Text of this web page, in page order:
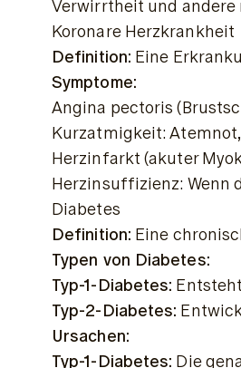
Verwirrtheit und andere
Koronare Herzkrankheit
Definition: Eine
Symptome:
Angina pectoris
Kurzatmigkeit:
Herzinfarkt (akuter
Herzinsuffizienz: Wenn
Diabetes
Definition: Eine
Typen von Diabetes:
Typ-1-Diabetes:
Typ-2-Diabetes:
Ursachen:
Typ-1-Diabetes: Die